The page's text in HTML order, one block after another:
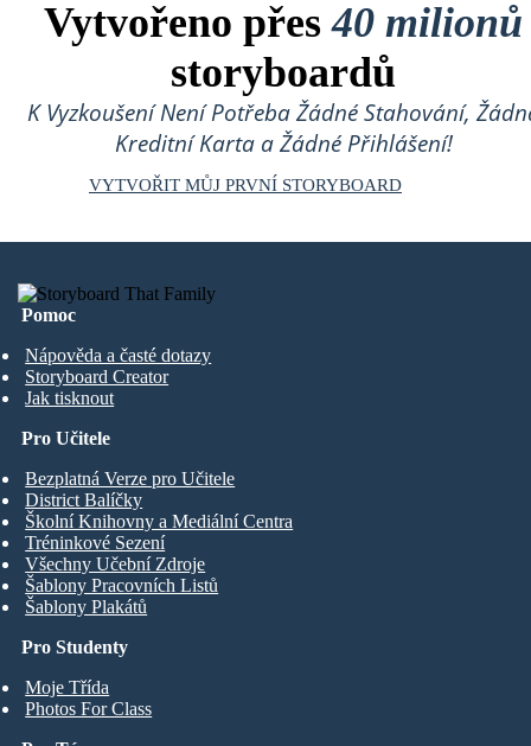
Vytvořeno přes40 milionů
storyboardů
K Vyzkoušení Není Potřeba Žádné Stahování,
Kreditní Karta a Žádné Přihlášení!
VYTVOŘIT MŮJ PRVNÍ STORYBOARD
Pomoc
Nápověda a časté dotazy
Storyboard Creator
Jak tisknout
Pro Studenty
Moje Třída
Photos For Class
Pro Učitele
Bezplatná Verze pro Učitele
District Balíčky
Školní Knihovny a Mediální Centra
Tréninkové Sezení
Všechny Učební Zdroje
Šablony Pracovních Listů
Šablony Plakátů